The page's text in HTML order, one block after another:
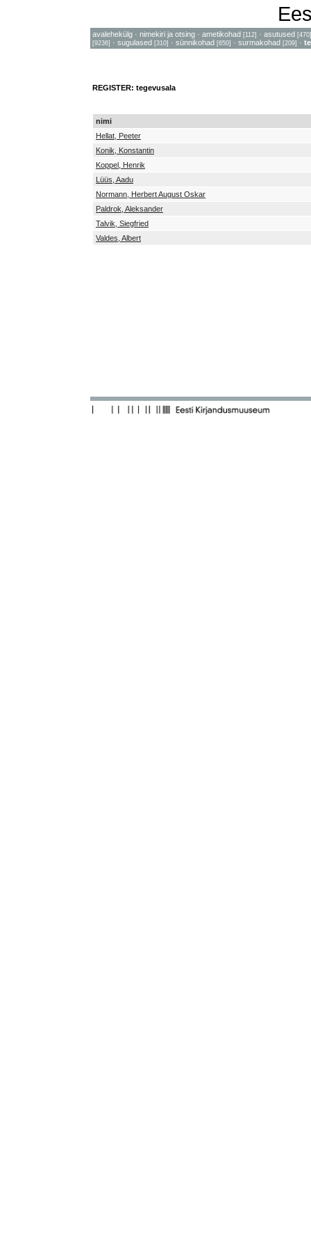
avalehekülg · nimekiri ja otsing · ametikohad [112] · asutused [470]
[9236] · sugulased [310] · sünnikohad [650] · surmakohad [209] ·
REGISTER: tegevusala
nimi
Hellat, Peeter
Konik, Konstantin
Koppel, Henrik
Lüüs, Aadu
Normann, Herbert August Oskar
Paldrok, Aleksander
Talvik, Siegfried
Valdes, Albert